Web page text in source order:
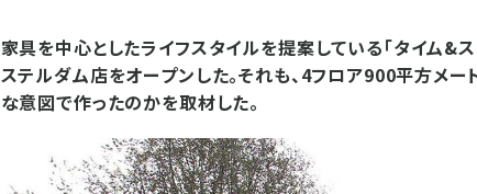
家具を中心としたライフスタイルを提案している「タイム&
ステルダム店をオープンした。それも、4フロア900平方メ
な意図で作ったのかを取材した。